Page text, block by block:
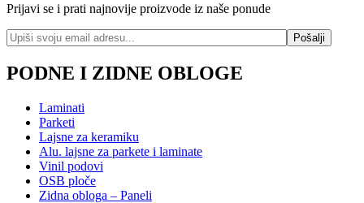
Prijavi se i prati najnovije proizvode iz naše ponude
PODNE I ZIDNE OBLOGE
Laminati
Parketi
Lajsne za keramiku
Alu. lajsne za parkete i laminate
Vinil podovi
OSB ploče
Zidna obloga – Paneli